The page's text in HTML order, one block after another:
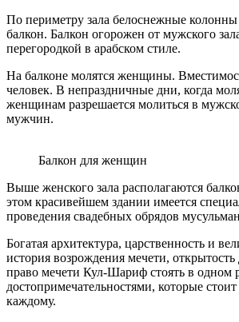
По периметру зала белоснежные
балкон. Балкон огорожен от мужского
перегородкой в арабском стиле.
На балконе молятся женщины.
человек. В непраздничные дни, когда
женщинам разрешается молиться в
мужчин.
Балкон для женщин
Выше женского зала располагаются
этом красивейшем здании имеется
проведения свадебных обрядов
Богатая архитектура, царственность и
история возрождения мечети,
право мечети Кул-Шариф стоять в одном
достопримечательностями, которые
каждому.